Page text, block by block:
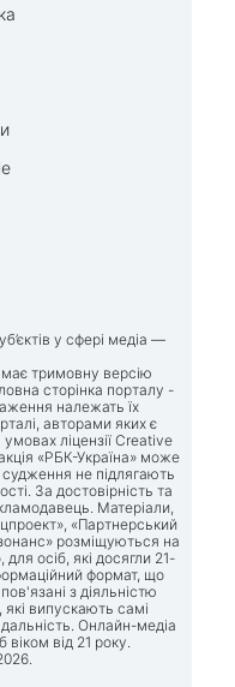
у сфері медіа —
має тримовну версію
сторінка порталу -
належать їх
авторами яких є
ліцензії Creative
«РБК-Україна» може
судження не підлягають
За достовірність та
Матеріали,
«Партнерський
розміщуються на
осіб, які досягли 21-
формат, що
з діяльністю
випускають самі
Онлайн-медіа
від 21 року.